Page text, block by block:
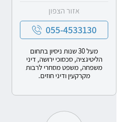
אזור הצפון
055-4533130
מעל 30 שנות ניסיון בתחום
הליטיגציה, סכסוכי ירושה, דיני
משפחה, משפט מסחרי לרבות
מקרקעין ודיני חוזים.